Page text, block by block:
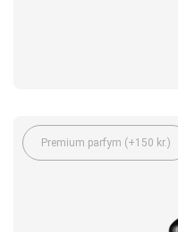
Premium parfym (+150 kr.)